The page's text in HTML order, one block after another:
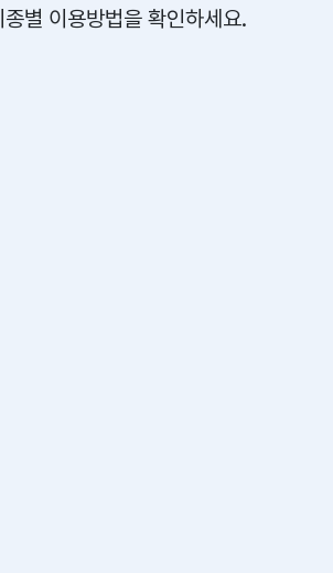
별 이용방법을 확인하세요.